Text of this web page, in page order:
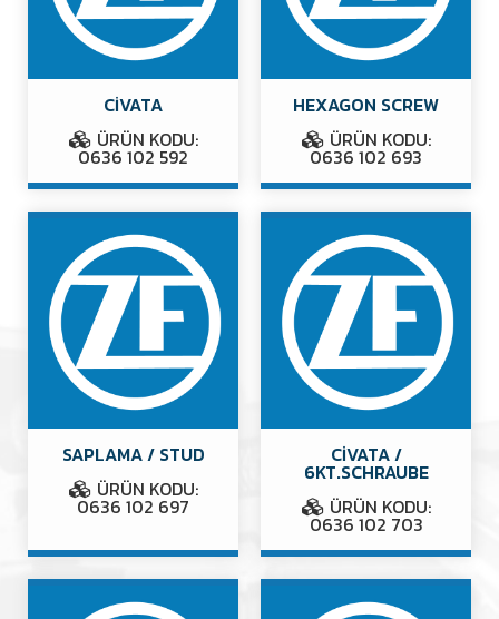
CİVATA
ÜRÜN KODU:
0636 102 592
HEXAGON SCREW
ÜRÜN KODU:
0636 102 693
SAPLAMA / STUD
ÜRÜN KODU:
0636 102 697
CİVATA /
6KT.SCHRAUBE
ÜRÜN KODU:
0636 102 703